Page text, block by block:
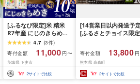
[ふるなび限定]米 精米
R7年産 にじのきらめき
10kg 10月 FN-Limited-
4.7 (3件)
寄付金額
11,000 円〜
茨城県 下妻市
2サイトで比較
[14営業日以内発送予
[ふるさとチョイス限定
だわら 熊本県 高森町
リジナル米 計
10kg(5kg×2袋)精米 お
米 米 5kg×2 10kg
寄付金額 13,800
熊本県 高森町
2サイトで比較